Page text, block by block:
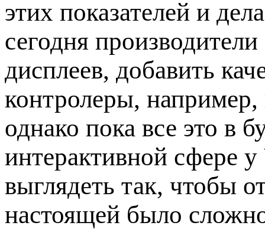
этих показателей и
сегодня
дисплеев, добавить
контролеры,
однако пока все это в
интерактивной сфере
выглядеть так, чтобы
настоящей было